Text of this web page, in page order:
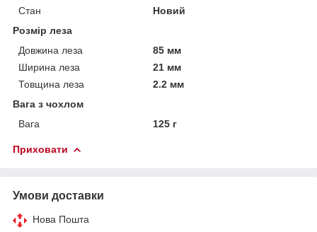
Стан
Новий
Розмір леза
Довжина леза
85 мм
Ширина леза
21 мм
Товщина леза
2.2 мм
Вага з чохлом
Вага
125 г
Приховати
Умови доставки
Нова Пошта